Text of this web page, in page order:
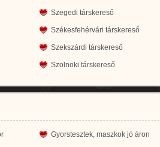
Szegedi társkereső
Székesfehérvári társkereső
Szekszárdi társkereső
Szolnoki társkereső
Gyorstesztek, maszkok jó áron